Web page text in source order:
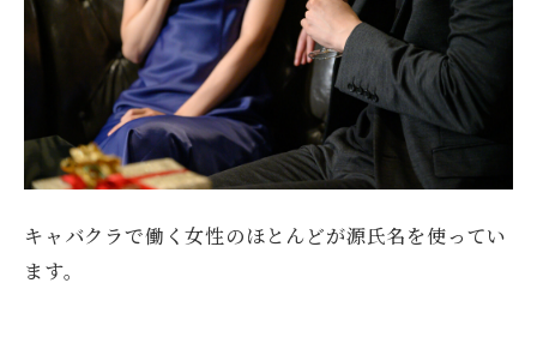
キャバクラで働く女性のほとんどが源氏名を使ってい
ます。